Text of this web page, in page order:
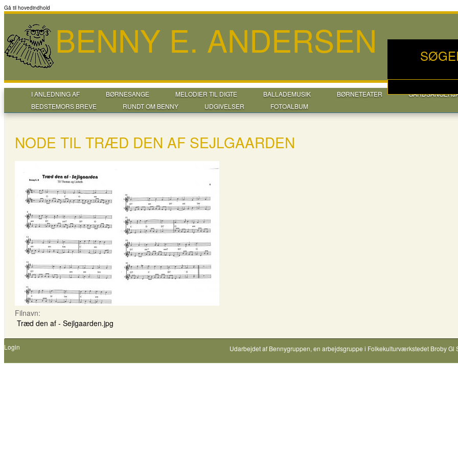
Gå til hovedindhold
BENNY E. ANDERSEN
I ANLEDNING AF BØRNESANGE MELODIER TIL DIGTE BALLADEMUSIK BØRNETEATER
BEDSTEMORS BREVE
RUNDT OM BENNY UDGIVELSER FOTOALBUM
NODE TIL TRÆD DEN AF SEJLGAARDEN
Filnavn:
Træd den af - Sejlgaarden.jpg
Login Udarbejdet af Bennygruppen, en arbejdsgruppe i Folkekulturværkstedet Broby Gl